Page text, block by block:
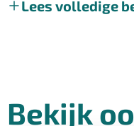
Het landhuis
Lees volledige
Bekijk